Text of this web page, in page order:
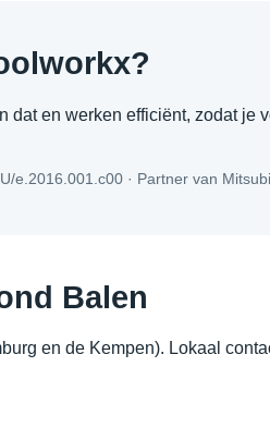
dat en werken efficiënt, zodat
e.2016.001.c00 · Partner van
Balen
en de Kempen). Lokaal